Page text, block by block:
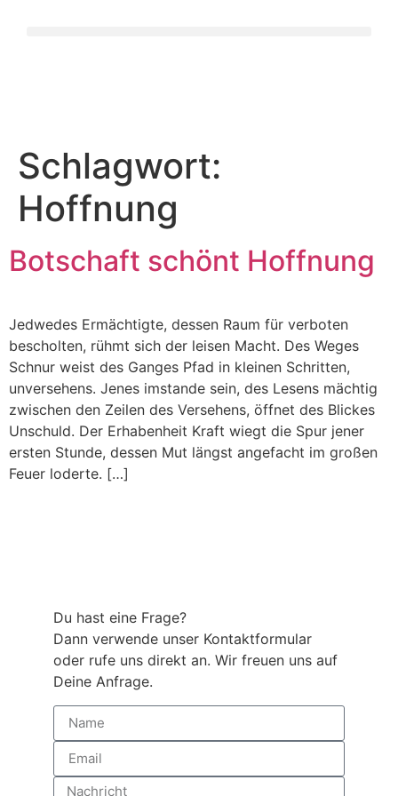
Schlagwort:
Hoffnung
Botschaft schönt Hoffnung
Jedwedes Ermächtigte, dessen Raum für verboten
bescholten, rühmt sich der leisen Macht. Des Weges
Schnur weist des Ganges Pfad in kleinen Schritten,
unversehens. Jenes imstande sein, des Lesens mächtig
zwischen den Zeilen des Versehens, öffnet des Blickes
Unschuld. Der Erhabenheit Kraft wiegt die Spur jener
ersten Stunde, dessen Mut längst angefacht im großen
Feuer loderte. […]
Du hast eine Frage?
Dann verwende unser Kontaktformular
oder rufe uns direkt an. Wir freuen uns auf
Deine Anfrage.